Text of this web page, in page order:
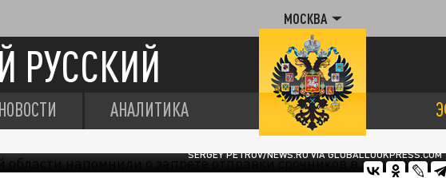
МОСКВА
РУССКИЙ
НОВОСТИ АНАЛИТИКА
SERGEY PETROV/NEWS.RU VIA GLOBALLOOKPRESS.COM